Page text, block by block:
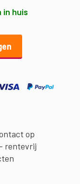
in huis
op
rentevrij